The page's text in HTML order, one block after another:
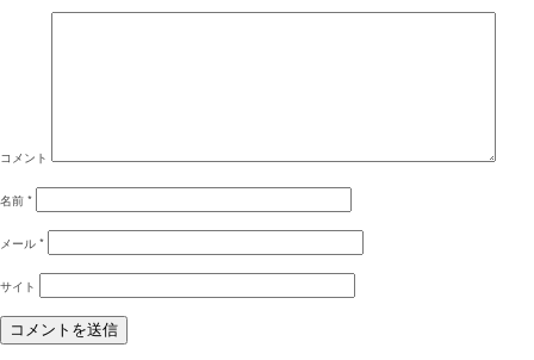
コメント
名前 *
メール *
サイト